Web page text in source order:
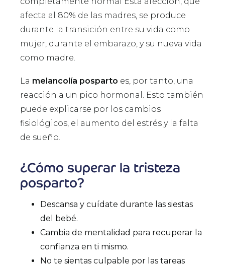
afecta al 80% de las madres, se produce
durante la transición entre su vida como
mujer, durante el embarazo, y su nueva vida
como madre.
La melancolía posparto es, por tanto, una
reacción a un pico hormonal. Esto también
puede explicarse por los cambios
fisiológicos, el aumento del estrés y la falta
de sueño.
¿Cómo superar la tristeza
posparto?
Descansa y cuídate durante las siestas
del bebé.
Cambia de mentalidad para recuperar la
confianza en ti mismo.
No te sientas culpable por las tareas